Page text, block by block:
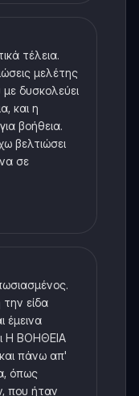
τέλεια.
μελέτης
δυσκολεύει
και η
βοήθεια.
βελτιώσει
σε
είδα
έμεινα
Η ΒΟΗΘΕΙΑ
και πάνω απ'
όπως
που ήταν